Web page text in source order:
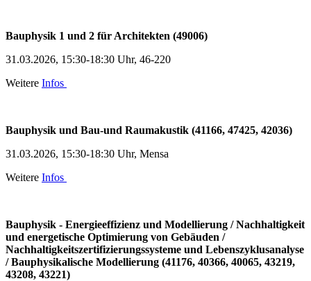
Bauphysik 1 und 2 für Architekten (49006)
31.03.2026, 15:30-18:30 Uhr, 46-220
Weitere Infos
Bauphysik und Bau-und Raumakustik (41166, 47425, 42036)
31.03.2026, 15:30-18:30 Uhr, Mensa
Weitere Infos
Bauphysik - Energieeffizienz und Modellierung / Nachhaltigkeit
und energetische Optimierung von Gebäuden /
Nachhaltigkeitszertifizierungssysteme und Lebenszyklusanalyse
/ Bauphysikalische Modellierung (41176, 40366, 40065, 43219,
43208, 43221)